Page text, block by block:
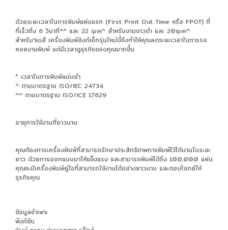
ด้วยระยะเวลาในการพิมพ์แผ่นแรก (First Print Out Time หรือ FPOT) ที่
ที่เร็วถึง 6 วินาที^^ และ 22 ipm^ สำหรับงานขาวดำ และ 20ipm^
สำหรับ'koสี เครื่องพิมพ์อิงก์เจ็ทรุ่นใหม่นี้จึงทำให้คุณลดระยะเวลาในการรอ
คอยงานพิมพ์ แต่มีเวลาดูธุรกิจของคุณมากขึ้น
* เวลาในการพิมพ์แม่นยำ
^ ตามมาตรฐาน ISO/IEC 24734
^^ ตามมาตรฐาน ISO/ICE 17629
อายุการใช้งานที่ยาวนาน
คุณต้องการเครื่องพิมพ์ที่สามารถรักษาประสิทธิภาพการพิมพ์ไว้ได้นานในระยะ
ยาว ด้วยการออกแบบมาให้แข็งแรง และสามารถพิมพ์ได้ถึง 100,000 แผ่น
คุณจะมีเครื่องพิมพ์คู่ใจที่สามารถใช้งานได้อย่างยาวนาน และตอบโจทย์ให้
ธุรกิจคุณ
ข้อมูลจำเพาะ
ฟังก์ชัน